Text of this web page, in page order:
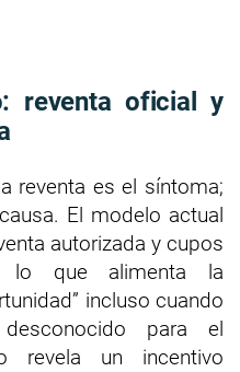
reventa oficial y
reventa es el síntoma;
El modelo actual
autorizada y cupos
lo que alimenta la
incluso cuando
para el
revela un incentivo